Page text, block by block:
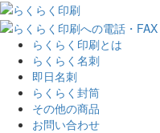
らくらく印刷とは
らくらく名刺
即日名刺
らくらく封筒
その他の商品
お問い合わせ